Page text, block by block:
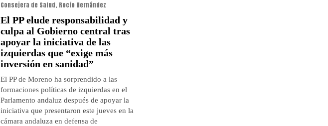
Consejera de Salud, Rocío Hernández
El PP elude responsabilidad y
culpa al Gobierno central tras
apoyar la iniciativa de las
izquierdas que “exige más
inversión en sanidad”
El PP de Moreno ha sorprendido a las
formaciones políticas de izquierdas en el
Parlamento andaluz después de apoyar la
iniciativa que presentaron este jueves en la
cámara andaluza en defensa de